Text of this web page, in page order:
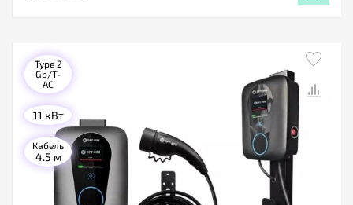
Type 2
Gb/T-
AC
11 кВт
Кабель
4.5 м